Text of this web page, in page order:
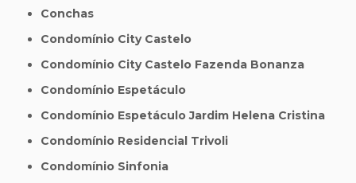
Conchas
Condomínio City Castelo
Condomínio City Castelo Fazenda Bonanza
Condomínio Espetáculo
Condomínio Espetáculo Jardim Helena Cristina
Condomínio Residencial Trivoli
Condomínio Sinfonia